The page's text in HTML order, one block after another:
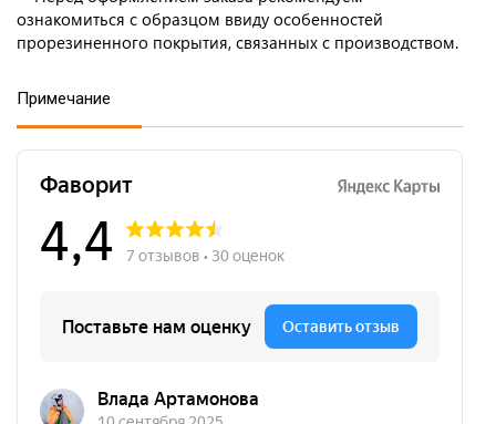
ознакомиться с образцом ввиду особенностей
прорезиненного покрытия, связанных с производством.
Примечание